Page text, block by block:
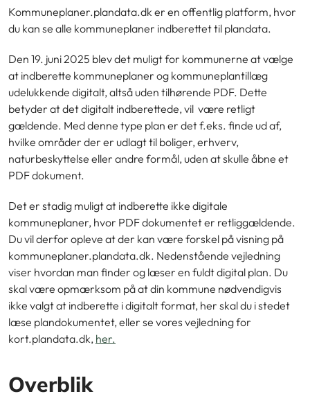
Kommuneplaner.plandata.dk er en offentlig platform, hvor
du kan se alle kommuneplaner indberettet til plandata.
Den 19. juni 2025 blev det muligt for kommunerne at vælge
at indberette kommuneplaner og kommuneplantillæg
udelukkende digitalt, altså uden tilhørende PDF. Dette
betyder at det digitalt indberettede, vil være retligt
gældende. Med denne type plan er detf.eks. finde ud af,
hvilke områder der er udlagt til boliger, erhverv,
naturbeskyttelse eller andre formål, uden at skulle åbne et
PDF dokument.
Det er stadig muligt at indberette ikke digitale
kommuneplaner, hvor PDF dokumentet er retliggældende.
Du vil derfor opleve at der kan være forskel på visning på
kommuneplaner.plandata.dk. Nedenstående vejledning
viser hvordan man finder og læser en fuldt digital plan. Du
skal være opmærksom på at din kommune nødvendigvis
ikke valgt at indberette i digitalt format, her skal du i stedet
læse plandokumentet, eller se vores vejledning for
kort.plandata.dk, her.
Overblik